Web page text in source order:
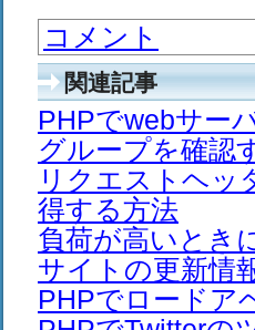
コメント
関連記事
PHPでwebサー
グループを確認
リクエストヘッ
得する方法
負荷が高いとき
サイトの更新情
PHPでロードア